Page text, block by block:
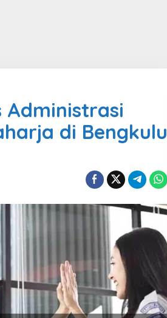
Administrasi
di Bengkulu